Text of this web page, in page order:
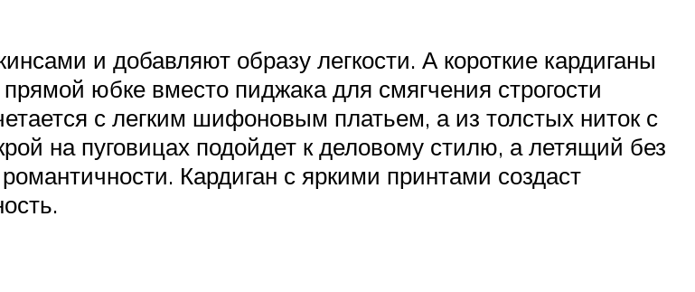
и добавляют образу легкости. А короткие кардиганы
юбке вместо пиджака для смягчения строгости
с легким шифоновым платьем, а из толстых ниток с
на пуговицах подойдет к деловому стилю, а летящий без
Кардиган с яркими принтами создаст